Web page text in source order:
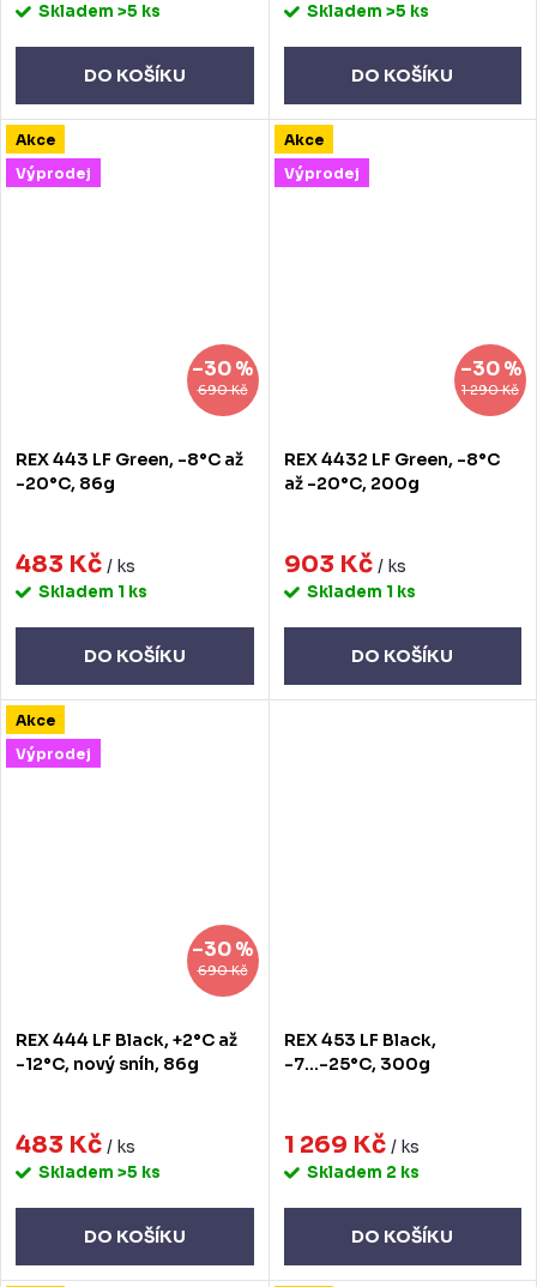
Skladem >5 ks
DO KOŠÍKU
Skladem >5 ks
DO KOŠÍKU
Akce
Výprodej
690 Kč
–30 %
REX 443 LF Green, -8°C až
-20°C, 86g
483 Kč / ks
Skladem 1 ks
DO KOŠÍKU
Akce
Výprodej
1 290 Kč
–30 %
REX 4432 LF Green, -8°C
až -20°C, 200g
903 Kč / ks
Skladem 1 ks
DO KOŠÍKU
Akce
Výprodej
690 Kč
–30 %
REX 444 LF Black, +2°C až
-12°C, nový sníh, 86g
483 Kč / ks
Skladem >5 ks
DO KOŠÍKU
REX 453 LF Black,
-7...-25°C, 300g
1 269 Kč / ks
Skladem 2 ks
DO KOŠÍKU